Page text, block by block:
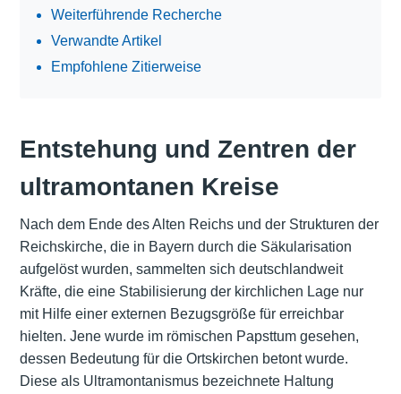
Weiterführende Recherche
Verwandte Artikel
Empfohlene Zitierweise
Entstehung und Zentren der
ultramontanen Kreise
Nach dem Ende des Alten Reichs und der Strukturen der
Reichskirche, die in Bayern durch die Säkularisation
aufgelöst wurden, sammelten sich deutschlandweit
Kräfte, die eine Stabilisierung der kirchlichen Lage nur
mit Hilfe einer externen Bezugsgröße für erreichbar
hielten. Jene wurde im römischen Papsttum gesehen,
dessen Bedeutung für die Ortskirchen betont wurde.
Diese als Ultramontanismus bezeichnete Haltung